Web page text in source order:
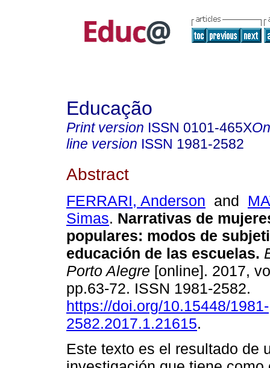
Educação
Print version ISSN 0101-465X
line version ISSN 1981-2582
Abstract
FERRARI, Anderson and
Simas. Narrativas de
populares: modos de
educación de las escuelas.
Porto Alegre [online]. 2017,
pp.63-72. ISSN 1981-2582.
https://doi.org/10.15448/1981-
2582.2017.1.21615.
Este texto es el resultado de